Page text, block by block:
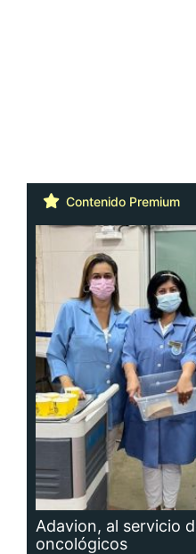
Contenido Premium
Adavion, al servicio
oncológicos